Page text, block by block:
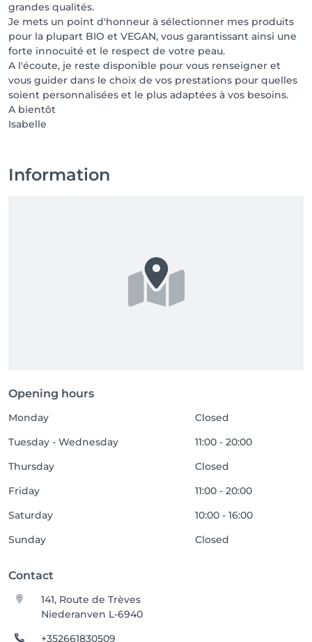
grandes qualités.
Je mets un point d'honneur à sélectionner mes produits
pour la plupart BIO et VEGAN, vous garantissant ainsi une
forte innocuité et le respect de votre peau.
A l'écoute, je reste disponible pour vous renseigner et
vous guider dans le choix de vos prestations pour quelles
soient personnalisées et le plus adaptées à vos besoins.
A bientôt
Isabelle
Information
Opening hours
Monday
Closed
Tuesday - Wednesday
11:00 - 20:00
Thursday
Closed
Friday
11:00 - 20:00
Saturday
10:00 - 16:00
Sunday
Closed
Contact
141, Route de Trèves
Niederanven L-6940
+352661830509